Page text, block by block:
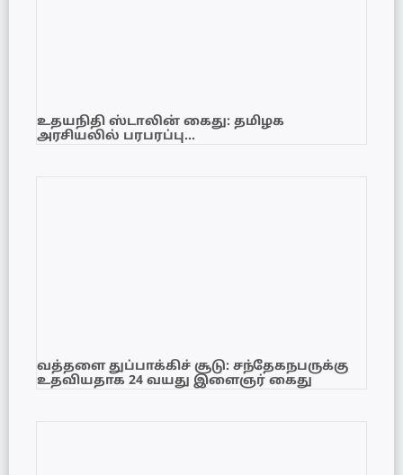
உதயநிதி ஸ்டாலின் கைது: தமிழக
அரசியலில் பரபரப்பு…
வத்தளை துப்பாக்கிச் சூடு: சந்தேகநபருக்கு
உதவியதாக 24 வயது இளைஞர் கைது